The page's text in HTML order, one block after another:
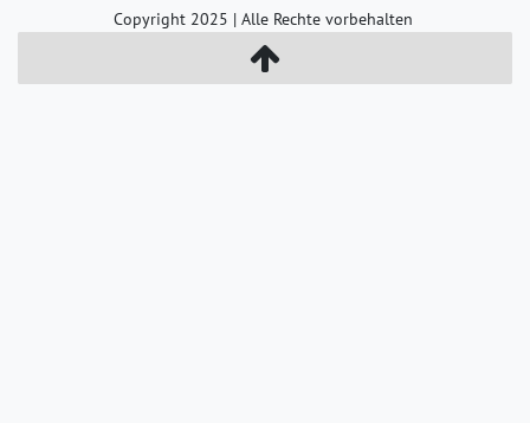
Copyright 2025 | Alle Rechte vorbehalten